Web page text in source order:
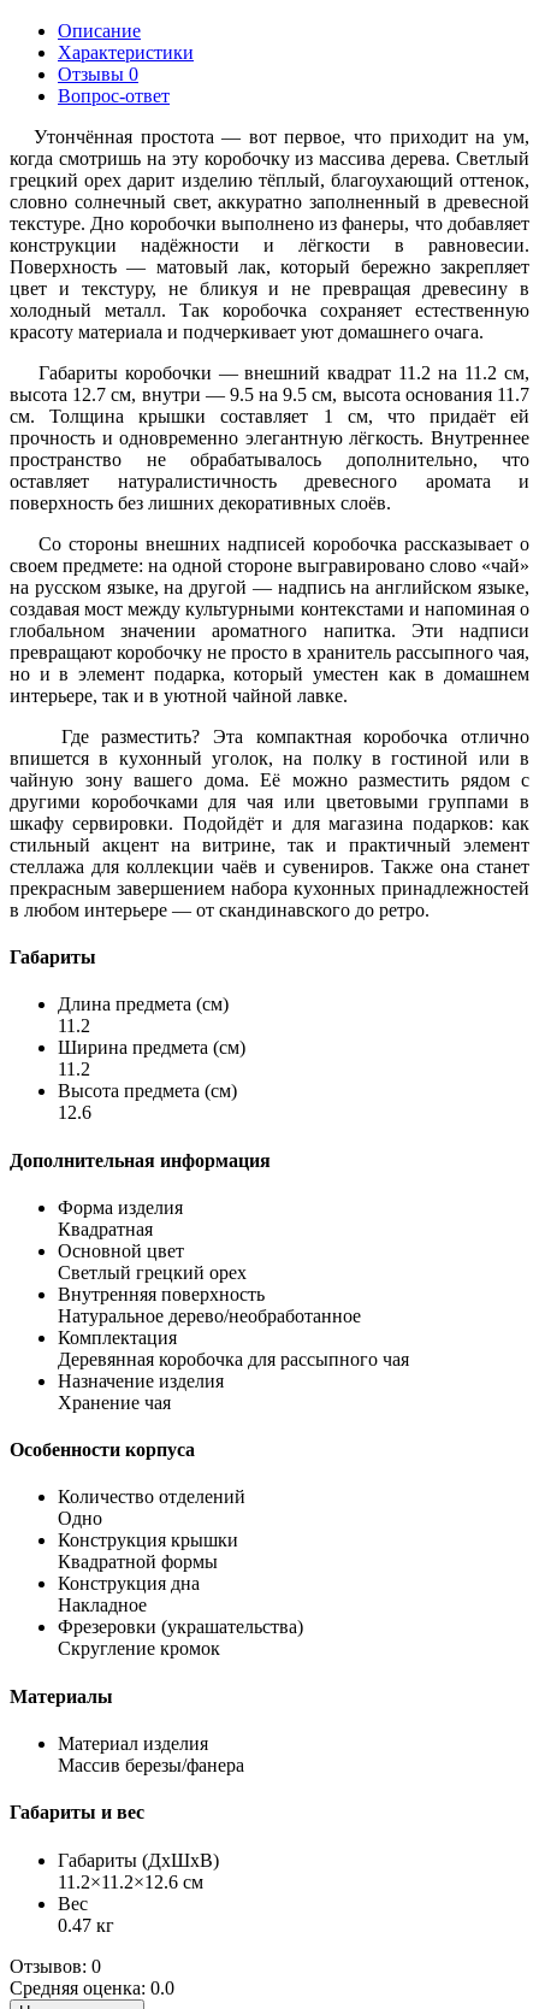
Описание
Характеристики
Отзывы 0
Вопрос-ответ
Утончённая простота — вот первое, что приходит на ум,
когда смотришь на эту коробочку из массива дерева. Светлый
грецкий орех дарит изделию тёплый, благоухающий оттенок,
словно солнечный свет, аккуратно заполненный в древесной
текстуре. Дно коробочки выполнено из фанеры, что добавляет
конструкции надёжности и лёгкости в равновесии.
Поверхность — матовый лак, который бережно закрепляет
цвет и текстуру, не бликуя и не превращая древесину в
холодный металл. Так коробочка сохраняет естественную
красоту материала и подчеркивает уют домашнего очага.
Габариты коробочки — внешний квадрат 11.2 на 11.2 см,
высота 12.7 см, внутри — 9.5 на 9.5 см, высота основания 11.7
см. Толщина крышки составляет 1 см, что придаёт ей
прочность и одновременно элегантную лёгкость. Внутреннее
пространство не обрабатывалось дополнительно, что
оставляет натуралистичность древесного аромата и
поверхность без лишних декоративных слоёв.
Со стороны внешних надписей коробочка рассказывает о
своем предмете: на одной стороне выгравировано слово «чай»
на русском языке, на другой — надпись на английском языке,
создавая мост между культурными контекстами и напоминая о
глобальном значении ароматного напитка. Эти надписи
превращают коробочку не просто в хранитель рассыпного чая,
но и в элемент подарка, который уместен как в домашнем
интерьере, так и в уютной чайной лавке.
Где разместить? Эта компактная коробочка отлично
впишется в кухонный уголок, на полку в гостиной или в
чайную зону вашего дома. Её можно разместить рядом с
другими коробочками для чая или цветовыми группами в
шкафу сервировки. Подойдёт и для магазина подарков: как
стильный акцент на витрине, так и практичный элемент
стеллажа для коллекции чаёв и сувениров. Также она станет
прекрасным завершением набора кухонных принадлежностей
в любом интерьере — от скандинавского до ретро.
Габариты
Длина предмета (см)
11.2
Ширина предмета (см)
11.2
Высота предмета (см)
12.6
Дополнительная информация
Форма изделия
Квадратная
Основной цвет
Светлый грецкий орех
Внутренняя поверхность
Натуральное дерево/необработанное
Комплектация
Деревянная коробочка для рассыпного чая
Назначение изделия
Хранение чая
Особенности корпуса
Количество отделений
Одно
Конструкция крышки
Квадратной формы
Конструкция дна
Накладное
Фрезеровки (украшательства)
Скругление кромок
Материалы
Материал изделия
Массив березы/фанера
Габариты и вес
Габариты (ДхШхВ)
11.2×11.2×12.6 см
Вес
0.47 кг
Отзывов: 0
Средняя оценка: 0.0